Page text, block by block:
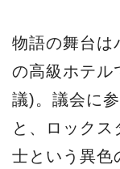
物語の舞台は
の高級ホテル
議)。議会に
と、ロックス
士という異色